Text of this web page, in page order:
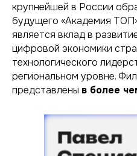
крупнейшей в России
будущего «Академия
является вклад в
цифровой экономики
технологического
региональном уровне.
представлены в более